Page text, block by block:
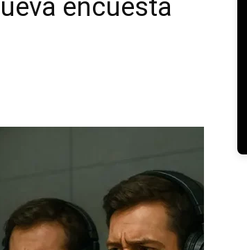
encuesta